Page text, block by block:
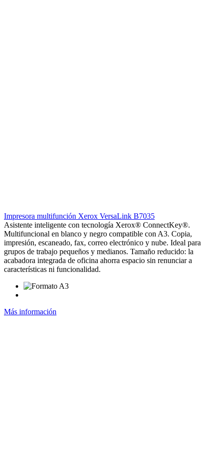
Impresora multifunción Xerox VersaLink B7035
Asistente inteligente con tecnología Xerox® ConnectKey®.
Multifuncional en blanco y negro compatible con A3. Copia,
impresión, escaneado, fax, correo electrónico y nube. Ideal para
grupos de trabajo pequeños y medianos. Tamaño reducido: la
acabadora integrada de oficina ahorra espacio sin renunciar a
características ni funcionalidad.
Más información